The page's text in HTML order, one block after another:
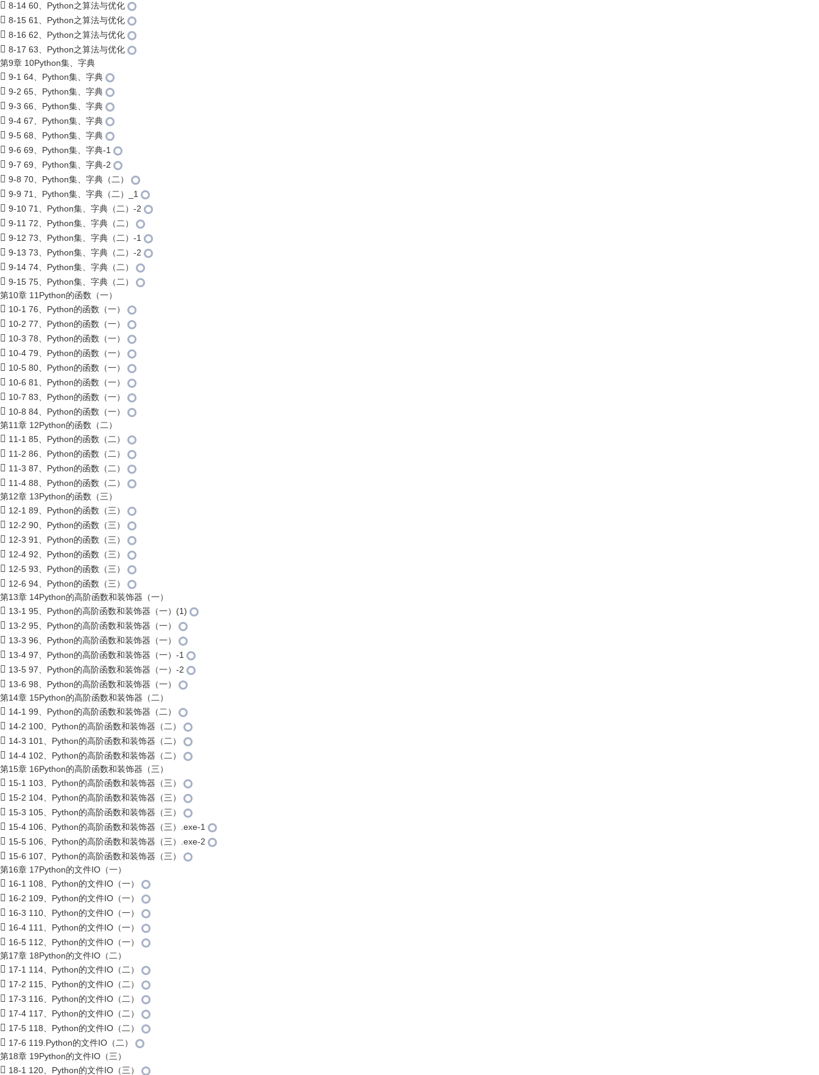
8-14 60、Python之算法与优化
8-15 61、Python之算法与优化
8-16 62、Python之算法与优化
8-17 63、Python之算法与优化
第9章 10Python集、字典
9-1 64、Python集、字典
9-2 65、Python集、字典
9-3 66、Python集、字典
9-4 67、Python集、字典
9-5 68、Python集、字典
9-6 69、Python集、字典-1
9-7 69、Python集、字典-2
9-8 70、Python集、字典（二）
9-9 71、Python集、字典（二）_1
9-10 71、Python集、字典（二）-2
9-11 72、Python集、字典（二）
9-12 73、Python集、字典（二）-1
9-13 73、Python集、字典（二）-2
9-14 74、Python集、字典（二）
9-15 75、Python集、字典（二）
第10章 11Python的函数（一）
10-1 76、Python的函数（一）
10-2 77、Python的函数（一）
10-3 78、Python的函数（一）
10-4 79、Python的函数（一）
10-5 80、Python的函数（一）
10-6 81、Python的函数（一）
10-7 83、Python的函数（一）
10-8 84、Python的函数（一）
第11章 12Python的函数（二）
11-1 85、Python的函数（二）
11-2 86、Python的函数（二）
11-3 87、Python的函数（二）
11-4 88、Python的函数（二）
第12章 13Python的函数（三）
12-1 89、Python的函数（三）
12-2 90、Python的函数（三）
12-3 91、Python的函数（三）
12-4 92、Python的函数（三）
12-5 93、Python的函数（三）
12-6 94、Python的函数（三）
第13章 14Python的高阶函数和装饰器（一）
13-1 95、Python的高阶函数和装饰器（一）(1)
13-2 95、Python的高阶函数和装饰器（一）
13-3 96、Python的高阶函数和装饰器（一）
13-4 97、Python的高阶函数和装饰器（一）-1
13-5 97、Python的高阶函数和装饰器（一）-2
13-6 98、Python的高阶函数和装饰器（一）
第14章 15Python的高阶函数和装饰器（二）
14-1 99、Python的高阶函数和装饰器（二）
14-2 100、Python的高阶函数和装饰器（二）
14-3 101、Python的高阶函数和装饰器（二）
14-4 102、Python的高阶函数和装饰器（二）
第15章 16Python的高阶函数和装饰器（三）
15-1 103、Python的高阶函数和装饰器（三）
15-2 104、Python的高阶函数和装饰器（三）
15-3 105、Python的高阶函数和装饰器（三）
15-4 106、Python的高阶函数和装饰器（三）.exe-1
15-5 106、Python的高阶函数和装饰器（三）.exe-2
15-6 107、Python的高阶函数和装饰器（三）
第16章 17Python的文件IO（一）
16-1 108、Python的文件IO（一）
16-2 109、Python的文件IO（一）
16-3 110、Python的文件IO（一）
16-4 111、Python的文件IO（一）
16-5 112、Python的文件IO（一）
第17章 18Python的文件IO（二）
17-1 114、Python的文件IO（二）
17-2 115、Python的文件IO（二）
17-3 116、Python的文件IO（二）
17-4 117、Python的文件IO（二）
17-5 118、Python的文件IO（二）
17-6 119.Python的文件IO（二）
第18章 19Python的文件IO（三）
18-1 120、Python的文件IO（三）